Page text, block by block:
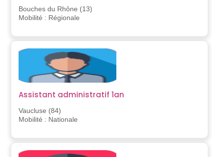
Bouches du Rhône (13)
Mobilité : Régionale
Assistant administratif 1an
Vaucluse (84)
Mobilité : Nationale